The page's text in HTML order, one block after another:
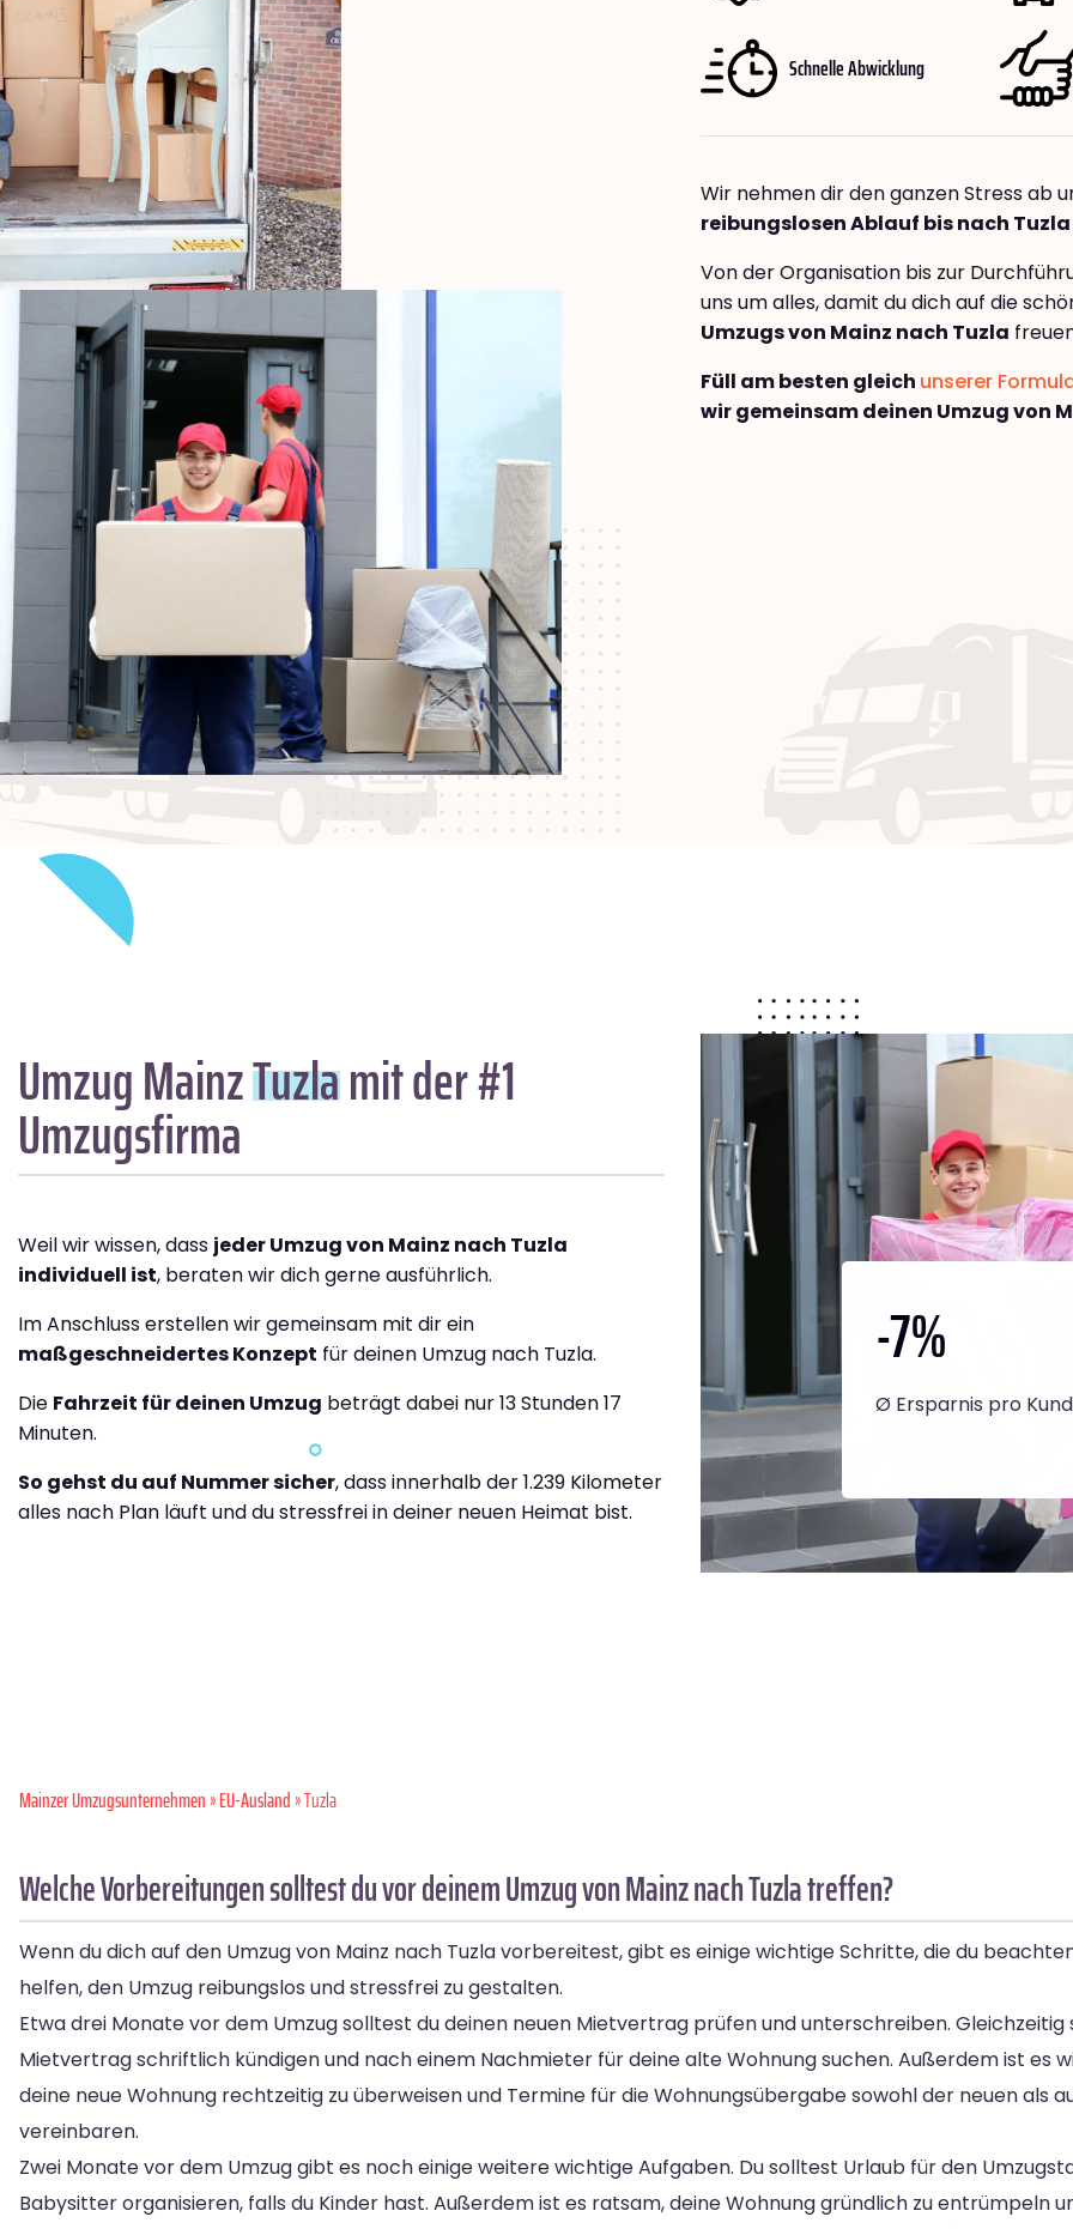
Schnelle Abwicklung
Wir nehmen dir den ganzen Stress ab
reibungslosen Ablauf bis nach Tuzla
Von der Organisation bis zur
uns um alles, damit du dich auf die
Umzugs von Mainz nach Tuzla
Füll am besten gleich unserer
wir gemeinsam deinen Umzug von
Umzug MainzTuzlamit der #1
Umzugsfirma
Weil wir wissen, dass jeder Umzug von Mainz nach Tuzla
individuell ist, beraten wir dich gerne ausführlich.
Im Anschluss erstellen wir gemeinsam mit dir ein
maßgeschneidertes Konzept für deinen Umzug nach Tuzla.
Die Fahrzeit für deinen Umzug beträgt dabei nur 13 Stunden 17
Minuten.
So gehst du auf Nummer sicher, dass innerhalb der 1.239 Kilometer
alles nach Plan läuft und du stressfrei in deiner neuen Heimat bist.
-7%
Ø Ersparnis pro
Mainzer Umzugsunternehmen»EU-Ausland» Tuzla
Welche Vorbereitungen solltest du vor deinem Umzug von Mainz nach Tuzla treffen?
Wenn du dich auf den Umzug von Mainz nach Tuzla vorbereitest, gibt es einige wichtige Schritte, die du
helfen, den Umzug reibungslos und stressfrei zu gestalten.
Etwa drei Monate vor dem Umzug solltest du deinen neuen Mietvertrag prüfen und unterschreiben.
Mietvertrag schriftlich kündigen und nach einem Nachmieter für deine alte Wohnung suchen. Außerdem ist es
deine neue Wohnung rechtzeitig zu überweisen und Termine für die Wohnungsübergabe sowohl der neuen als
vereinbaren.
Zwei Monate vor dem Umzug gibt es noch einige weitere wichtige Aufgaben. Du solltest Urlaub für den
Babysitter organisieren, falls du Kinder hast. Außerdem ist es ratsam, deine Wohnung gründlich zu entrümpeln